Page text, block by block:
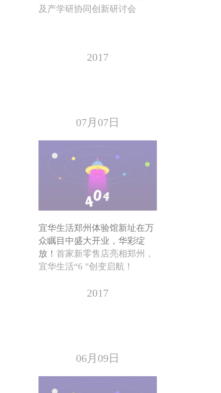
及产学研协同创新研讨会
2017
07月07日
宜华生活郑州体验馆新址在万
众瞩目中盛大开业，华彩绽
放！ 首家新零售店亮相郑州，
宜华生活“6 ”创变启航！
2017
06月09日